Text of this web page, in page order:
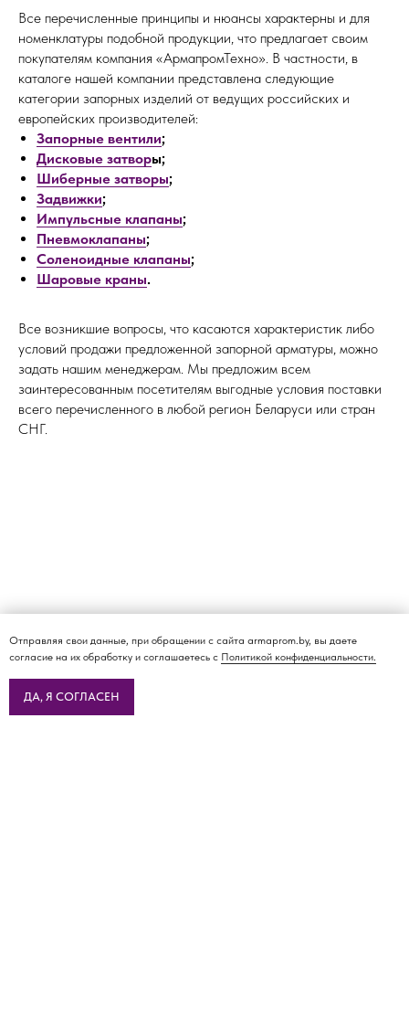
Все перечисленные принципы и нюансы характерны и для
номенклатуры подобной продукции, что предлагает своим
покупателям компания «АрмапромТехно». В частности, в
каталоге нашей компании представлена следующие
категории запорных изделий от ведущих российских и
европейских производителей:
Запорные вентили;
Дисковые затворы;
Шиберные затворы;
Задвижки;
Импульсные клапаны;
Пневмоклапаны;
Соленоидные клапаны;
Шаровые краны.
Все возникшие вопросы, что касаются характеристик либо
условий продажи предложенной запорной арматуры, можно
задать нашим менеджерам. Мы предложим всем
заинтересованным посетителям выгодные условия поставки
всего перечисленного в любой регион Беларуси или стран
СНГ.
Отправляя свои данные, при обращении с сайта armaprom.by, вы даете
согласие на их обработку и соглашаетесь с Политикой конфиденциальности.
ДА, Я СОГЛАСЕН